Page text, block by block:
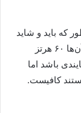
که باید و شاید
حرفه‌ای عمل نکرده و نرخ بروزرسانی صفحه در آن‌ها ۶۰ هرتز
باشد اما
کافیست.